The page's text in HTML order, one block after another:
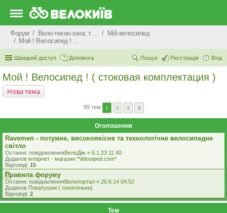
Форум Вело-техно-зона: технічні питання та консультації
Мiй велосипед
Мой ! Велосипед ! ( стоковая комплектация )
Швидкий доступ Допомога Вхід
Реєстрація
Пошук
Мой ! Велосипед ! ( стоковая комплектация )
Нова тема
89 тем 1 2 3
Оголошення
Ravemen - потужне, високоякісне та технологічне велосипедне
світло
Останнє повідомленняВелоДім « 6.1.23 11:40
Доданов iнтернет - магазин *Velosiped.com*
Відповіді: 15
Правила форуму
Останнє повідомленняВелопортал « 20.6.14 04:52
Доданов Покатушки ( покатеньки)
Відповіді: 2
Тем